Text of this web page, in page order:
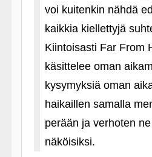
voi kuitenkin nähdä
kaikkia kiellettyjä
Kiintoisasti Far From
käsittelee oman
kysymyksiä oman
haikaillen samalla
perään ja verhoten
näköisiksi.